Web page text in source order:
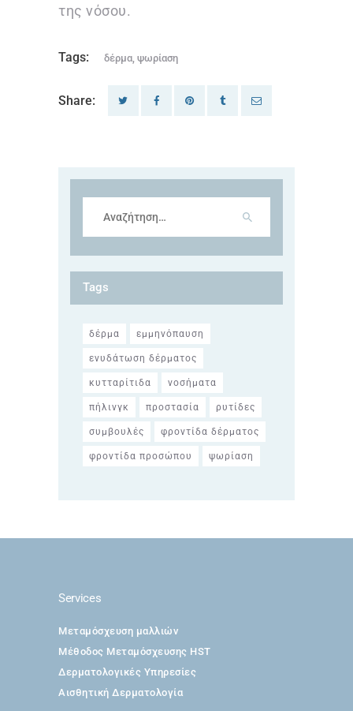
της νόσου.
Tags: δέρμα, ψωρίαση
Share:
Tags
δέρμα εμμηνόπαυση
ενυδάτωση δέρματος
κυτταρίτιδα νοσήματα
πήλινγκ προστασία ρυτίδες
συμβουλές φροντίδα δέρματος
φροντίδα προσώπου ψωρίαση
Services
Μεταμόσχευση μαλλιών
Μέθοδος Μεταμόσχευσης HST
Δερματολογικές Υπηρεσίες
Αισθητική Δερματολογία